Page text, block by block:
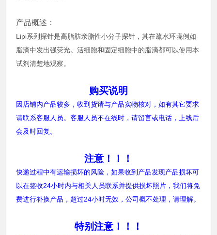
产品概述：
Lipi系列探针是高脂肪亲脂性小分子探针，其在疏水环境例如
脂滴中发出强荧光。活细胞和固定细胞中的脂滴都可以使用本
试剂清楚地观察。
购买说明
因店铺内产品较多，收到货请与产品实物核对，如有其它要求
请联系客服人员。客服人员不在线时，请留言或电话，上线后
会及时回复。
注意！！！
快递过程中有运输损坏的风险，如果收到产品发现产品损坏可
以在签收24小时内与相关人员联系并提供损坏照片，我们将免
费进行补换产品，超过24小时无效，公司概不处理，请理解。
特别注意！！！